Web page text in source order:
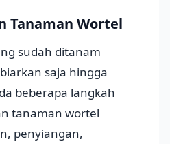
Tanaman Wortel
sudah ditanam
saja hingga
beberapa langkah
tanaman wortel
penyiangan,